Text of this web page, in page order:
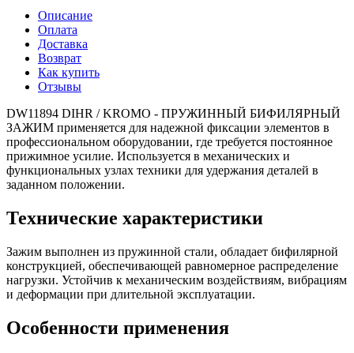
Описание
Оплата
Доставка
Возврат
Как купить
Отзывы
DW11894 DIHR / KROMO - ПРУЖИННЫЙ БИФИЛЯРНЫЙ
ЗАЖИМ применяется для надежной фиксации элементов в
профессиональном оборудовании, где требуется постоянное
прижимное усилие. Используется в механических и
функциональных узлах техники для удержания деталей в
заданном положении.
Технические характеристики
Зажим выполнен из пружинной стали, обладает бифилярной
конструкцией, обеспечивающей равномерное распределение
нагрузки. Устойчив к механическим воздействиям, вибрациям
и деформации при длительной эксплуатации.
Особенности применения